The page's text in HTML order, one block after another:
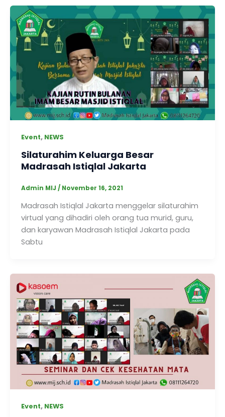
Event, NEWS
Silaturahim Keluarga Besar
Madrasah Istiqlal Jakarta
Admin MIJ / November 16, 2021
Madrasah Istiqlal Jakarta menggelar silaturahim
virtual yang dihadiri oleh orang tua murid, guru,
dan karyawan Madrasah Istiqlal Jakarta pada
Sabtu
Event, NEWS